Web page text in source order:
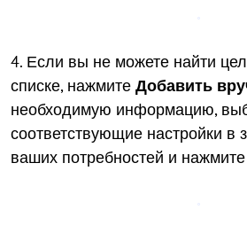
4. Если вы не можете найти
списке, нажмите Добавить
необходимую информацию,
соответствующие настройки в
ваших потребностей и нажмите